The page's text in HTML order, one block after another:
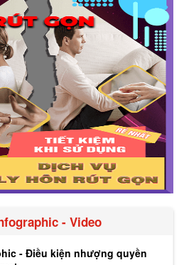
- Video
- Điều kiện nhượng quyền